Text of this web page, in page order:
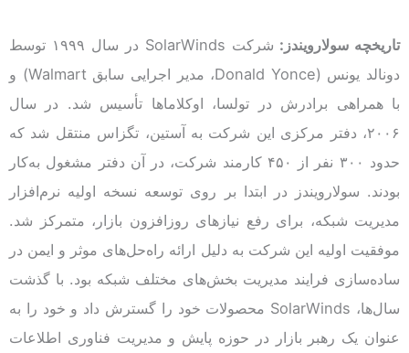
تاریخچه سولارویندز:
شرکت SolarWinds در سال ۱۹۹۹ توسط
دونالد یونس (Donald Yonce، مدیر اجرایی سابق Walmart) و
با همراهی برادرش در تولسا، اوکلاماها تأسیس شد. در سال
۲۰۰۶، دفتر مرکزی این شرکت به آستین، تگزاس منتقل شد که
حدود ۳۰۰ نفر از ۴۵۰ کارمند شرکت، در آن دفتر مشغول به‌کار
بودند. سولارویندز در ابتدا بر روی توسعه نسخه اولیه نرم‌افزار
مدیریت شبکه، برای رفع نیازهای روزافزون بازار، متمرکز شد.
موفقیت اولیه این شرکت به دلیل ارائه راه‌حل‌های موثر و ایمن در
ساده‌سازی فرایند مدیریت بخش‌های مختلف شبکه بود. با گذشت
سال‌ها، SolarWinds محصولات خود را گسترش داد و خود را به
عنوان یک رهبر بازار در حوزه پایش و مدیریت فناوری اطلاعات